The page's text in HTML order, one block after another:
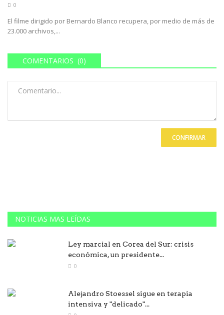
0
El filme dirigido por Bernardo Blanco recupera, por medio de más de
23.000 archivos,...
COMENTARIOS (0)
CONFIRMAR
NOTICIAS MAS LEÍDAS
Ley marcial en Corea del Sur: crisis
económica, un presidente...
0
Alejandro Stoessel sigue en terapia
intensiva y "delicado"...